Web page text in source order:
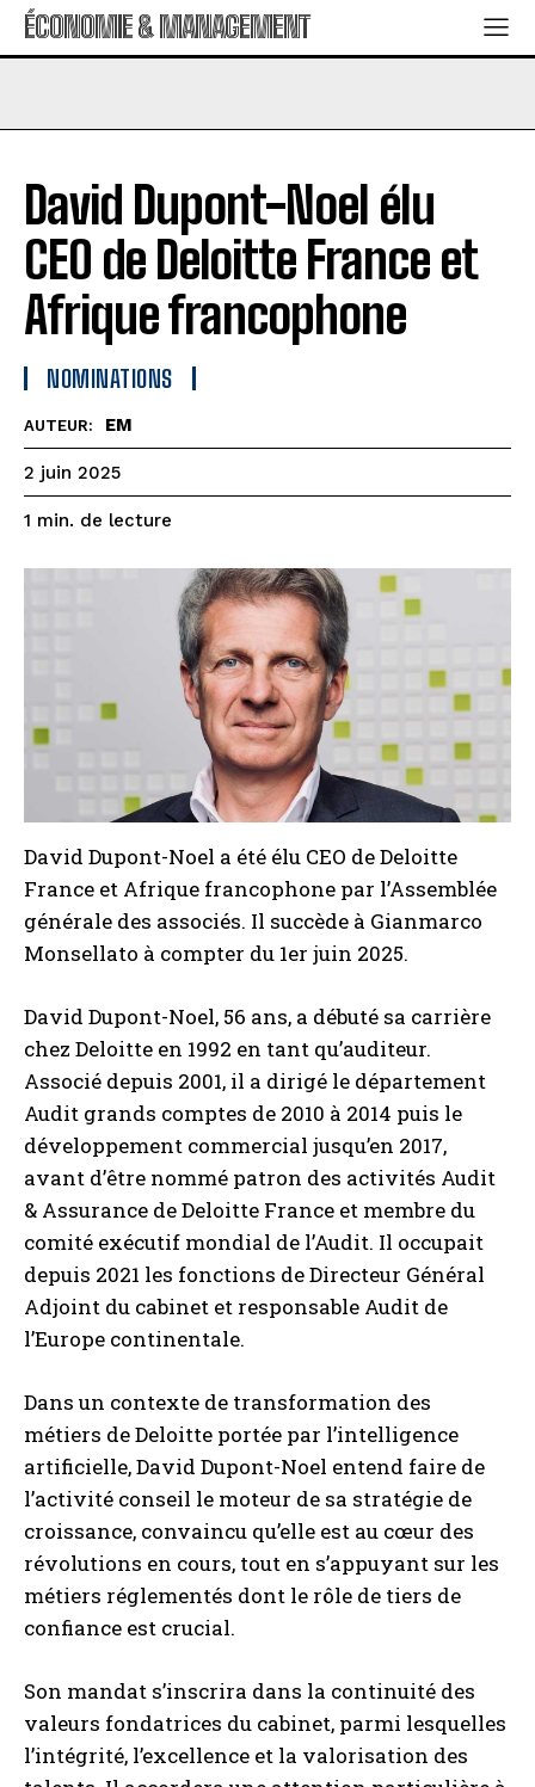
ÉCONOMIE & MANAGEMENT
David Dupont-Noel élu
CEO de Deloitte France et
Afrique francophone
NOMINATIONS
AUTEUR: EM
2 juin 2025
1 min. de lecture
David Dupont-Noel a été élu CEO de Deloitte
France et Afrique francophone par l’Assemblée
générale des associés. Il succède à Gianmarco
Monsellato à compter du 1er juin 2025.
David Dupont-Noel, 56 ans, a débuté sa carrière
chez Deloitte en 1992 en tant qu’auditeur.
Associé depuis 2001, il a dirigé le département
Audit grands comptes de 2010 à 2014 puis le
développement commercial jusqu’en 2017,
avant d’être nommé patron des activités Audit
& Assurance de Deloitte France et membre du
comité exécutif mondial de l’Audit. Il occupait
depuis 2021 les fonctions de Directeur Général
Adjoint du cabinet et responsable Audit de
l’Europe continentale.
Dans un contexte de transformation des
métiers de Deloitte portée par l’intelligence
artificielle, David Dupont-Noel entend faire de
l’activité conseil le moteur de sa stratégie de
croissance, convaincu qu’elle est au cœur des
révolutions en cours, tout en s’appuyant sur les
métiers réglementés dont le rôle de tiers de
confiance est crucial.
Son mandat s’inscrira dans la continuité des
valeurs fondatrices du cabinet, parmi lesquelles
l’intégrité, l’excellence et la valorisation des